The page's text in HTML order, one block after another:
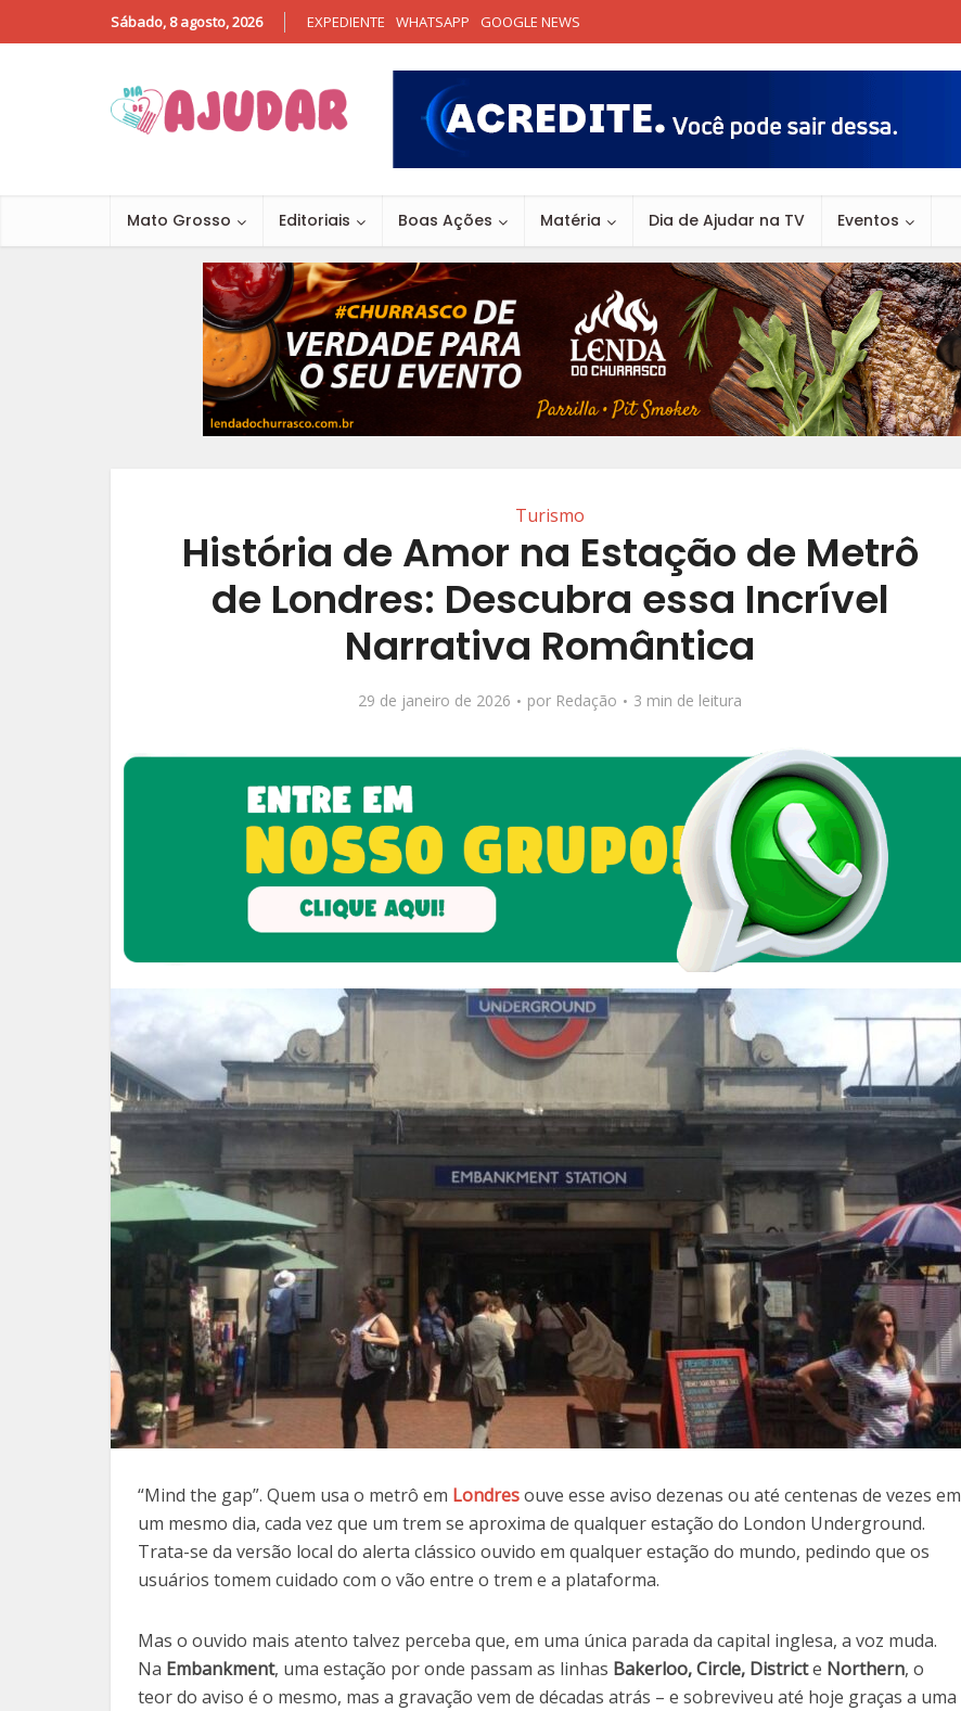
Sábado, 8 agosto, 2026 EXPEDIENTE WHATSAPP GOOGLE NEWS
Mato Grosso Editoriais Boas Ações Matéria Dia de Ajudar na TV Eventos
Turismo
História de Amor na Estação de Metrô
de Londres: Descubra essa Incrível
Narrativa Romântica
29 de janeiro de 2026 por Redação 3 min de leitura
“Mind the gap”. Quem usa o metrô em Londresouve esse aviso dezenas ou até centenas de vezes em
um mesmo dia, cada vez que um trem se aproxima de qualquer estação do London Underground.
Trata-se da versão local do alerta clássico ouvido em qualquer estação do mundo, pedindo que os
usuários tomem cuidado com o vão entre o trem e a plataforma.
Mas o ouvido mais atento talvez perceba que, em uma única parada da capital inglesa, a voz muda.
Na Embankment, uma estação por onde passam as linhas Bakerloo, Circle, Districte Northern, o
teor do aviso é o mesmo, mas a gravação vem de décadas atrás – e sobreviveu até hoje graças a uma